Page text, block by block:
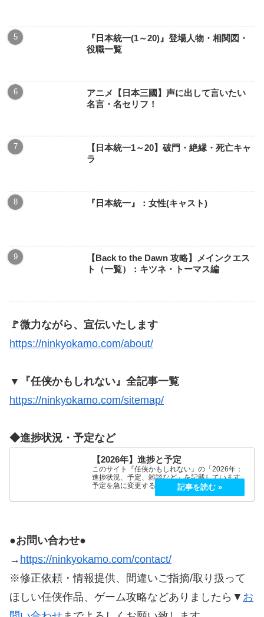
『日本統一(1～20)』登場人物・相関図・
役職一覧
アニメ【日本三國】声に出して言いたい
名言・名セリフ！
【日本統一1～20】破門・絶縁・死亡キャ
ラ
『日本統一』：女性(キャスト)
【Back to the Dawn 攻略】メインクエス
ト（一覧）：キツネ・トーマス編
🚩微力ながら、宣伝いたします
https://ninkyokamo.com/about/
▼『任侠かもしれない』全記事一覧
https://ninkyokamo.com/sitemap/
◆進捗状況・予定など
【2026年】進捗と予定
このサイト『任侠かもしれない』の「2026年：
進捗状況、予定、雑談など」を記載しています。
予定を急に変更することが、よくあります。
2026年5月2026年5月21日（木）『プロミス・マ
スコットエージェンシー』良かったです！世界観
●お問い合わせ●
→ https://ninkyokamo.com/contact/
※修正依頼・情報提供、間違いご指摘/取り扱って
ほしい任侠作品、ゲーム攻略などありましたら▼ お